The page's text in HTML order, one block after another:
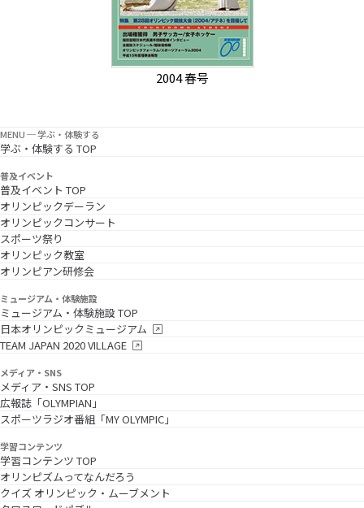
MENU ─ 学ぶ・体験する
学ぶ・体験する TOP
普及イベント
普及イベント TOP
オリンピックデーラン
オリンピックコンサート
スポーツ祭り
オリンピック教室
オリンピアン研修会
ミュージアム・体験施設
ミュージアム・体験施設 TOP
日本オリンピックミュージアム
TEAM JAPAN 2020 VILLAGE
メディア・SNS
メディア・SNS TOP
広報誌「OLYMPIAN」
スポーツラジオ番組「MY OLYMPIC」
学習コンテンツ
学習コンテンツ TOP
オリンピズムってなんだろう
クイズ オリンピック・ムーブメント
2004 春号